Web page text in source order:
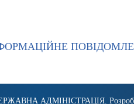
АДМІНІСТРАЦІЯ .